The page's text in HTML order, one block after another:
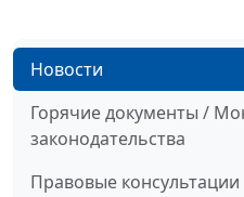
Новости
Горячие документы /
законодательства
Правовые консультации